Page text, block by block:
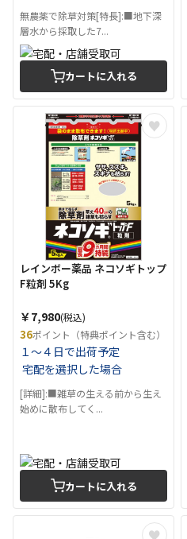
無農薬で除草対策[特長]:■地下深
層水から採取した7...
カートに入れる
レインボー薬品 ネコソギトップ
F粒剤 5Kg
￥7,980(税込)
36ポイント（特典ポイント含む）
１～４日で出荷予定
宅配を選択した場合
[詳細]:■雑草の生える前から生え
始めに散布してく...
カートに入れる